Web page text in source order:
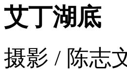
艾丁湖底
摄影 / 陈志